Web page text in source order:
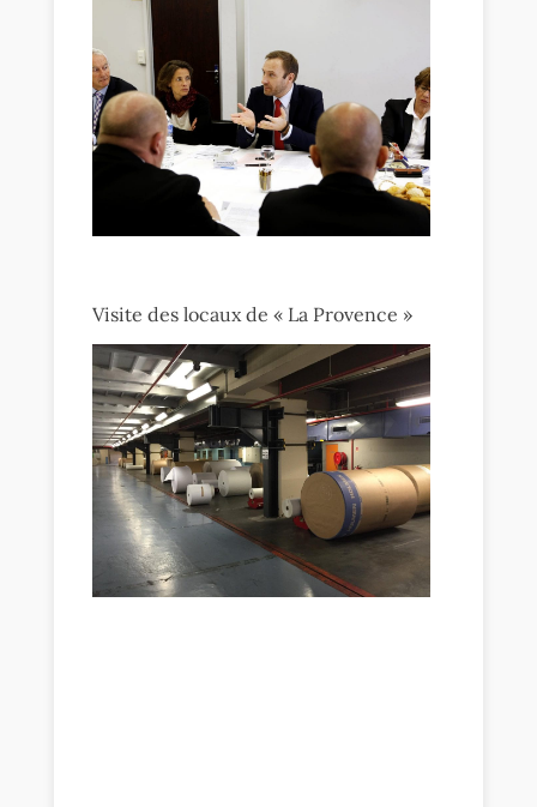
Visite des locaux de « La Provence »